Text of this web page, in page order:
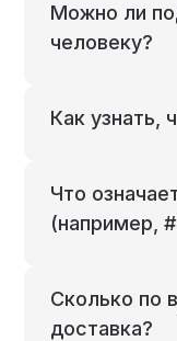
Можно ли
человеку?
Как узнать,
Что
(например,
Сколько по
доставка?